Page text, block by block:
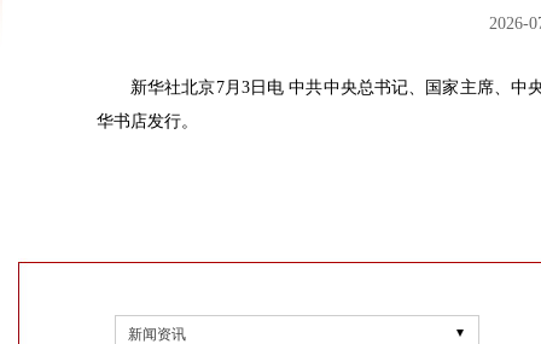
2026-
新华社北京7月3日电 中共中央总书记、国家主席、
华书店发行。
新闻资讯